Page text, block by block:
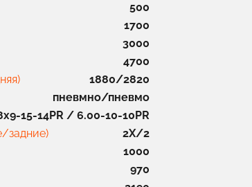
500
1700
3000
4700
1880/2820
пневмно/пневмо
15-14PR / 6.00-10-10PR
задние)
2X/2
1000
970